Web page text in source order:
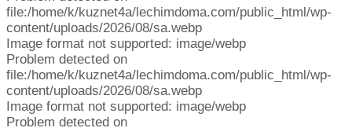
file:/home/k/kuznet4a/lechimdoma.com/public_html/wp-
content/uploads/2026/08/sa.webp
Image format not supported: image/webp
Problem detected on
file:/home/k/kuznet4a/lechimdoma.com/public_html/wp-
content/uploads/2026/08/sa.webp
Image format not supported: image/webp
Problem detected on